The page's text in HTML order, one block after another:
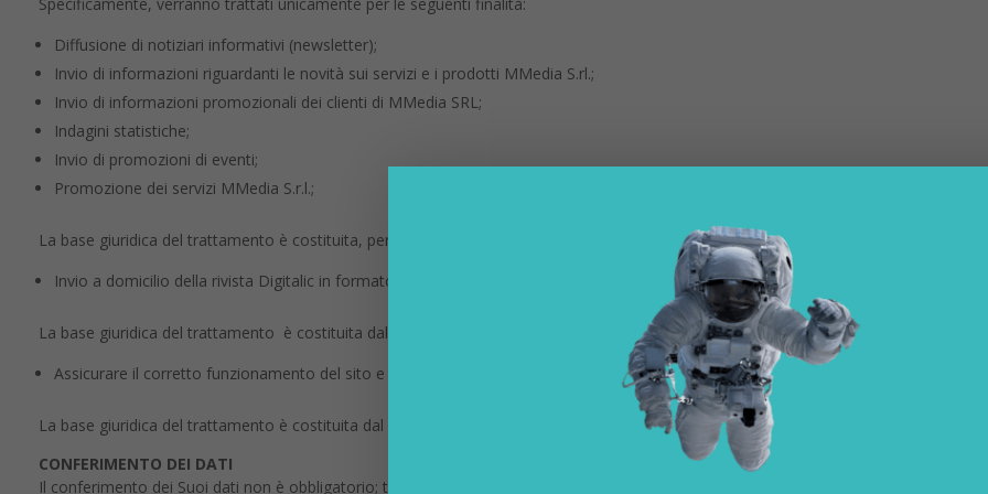
Diffusione di notiziari informativi (newsletter);
Invio di informazioni riguardanti le novità sui servizi e i prodotti MMedia S.rl.;
Invio di informazioni promozionali dei clienti di MMedia SRL;
Indagini statistiche;
Invio di promozioni di eventi;
Promozione dei servizi MMedia S.r.l.;
La base giuridica del trattamento è costituita, per tutte le finalità sopra indicate, dal consenso.
Invio a domicilio della rivista Digitalic in formato cartaceo;
La base giuridica del trattamento è costituita dal contratto.
Assicurare il corretto funzionamento del sito e dei suoi contenuti;
La base giuridica del trattamento è costituita dal legittimo interesse del Titolare.
CONFERIMENTO DEI DATI
Il conferimento dei Suoi dati non è obbligatorio; tuttavia, in caso di mancato conferimento degli stessi non sarà possibile dar corso